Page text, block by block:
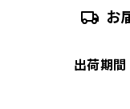
お
出荷期間